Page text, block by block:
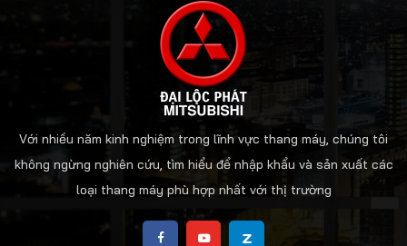
trong ngôi nhà hay công trình
của mình.
Với nhiều năm kinh nghiệm trong lĩnh vực thang máy, chúng tôi
không ngừng nghiên cứu, tìm hiểu để nhập khẩu và sản xuất các
loại thang máy phù hợp nhất với thị trường